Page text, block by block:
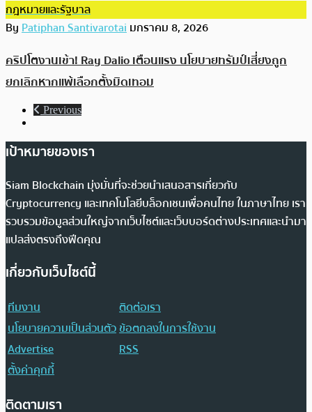
กฎหมายและรัฐบาล
ByPatiphan Santivarotaiมกราคม 8, 2026
คริปโตงานเข้า! Ray Dalio เตือนแรง นโยบายทรัมป์เสี่ยงถูก
ยกเลิกหากแพ้เลือกตั้งมิดเทอม
Previous
เป้าหมายของเรา
Siam Blockchain มุ่งมั่นที่จะช่วยนำเสนอสารเกี่ยวกับ
Cryptocurrency และเทคโนโลยีบล็อกเชนเพื่อคนไทย ในภาษาไทย เรา
รวบรวมข้อมูลส่วนใหญ่จากเว็บไซต์และเว็บบอร์ดต่างประเทศและนำมา
แปลส่งตรงถึงฟีดคุณ
เกี่ยวกับเว็บไซต์นี้
ทีมงาน
ติดต่อเรา
นโยบายความเป็นส่วนตัวข้อตกลงในการใช้งาน
Advertise
RSS
ตั้งค่าคุกกี้
ติดตามเรา